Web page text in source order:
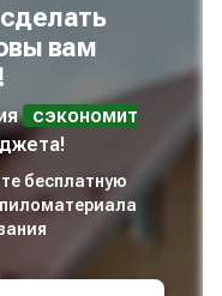
вам
сэкономит
бесплатную